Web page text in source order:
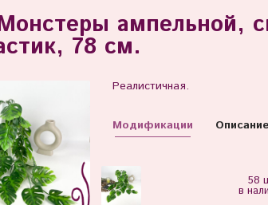
ампельной,
78 см.
Реалистичная.
Модификации
58
в
Описание